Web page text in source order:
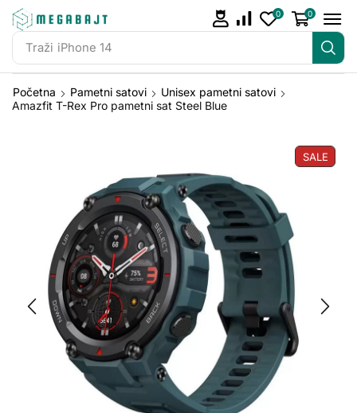
Traži iPhone 14
0 0
Početna Pametni satovi
Unisex pametni satovi
Amazfit T-Rex Pro pametni sat Steel Blue
SALE